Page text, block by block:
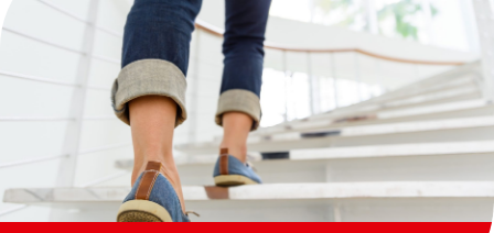
KENNZEICHNUNG & MENÜLINIEN
WOHNHEIME
STARTERPAKETE